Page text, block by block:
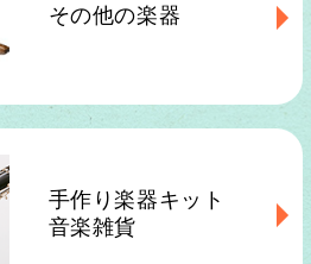
その他の楽器
手作り楽器キット
音楽雑貨